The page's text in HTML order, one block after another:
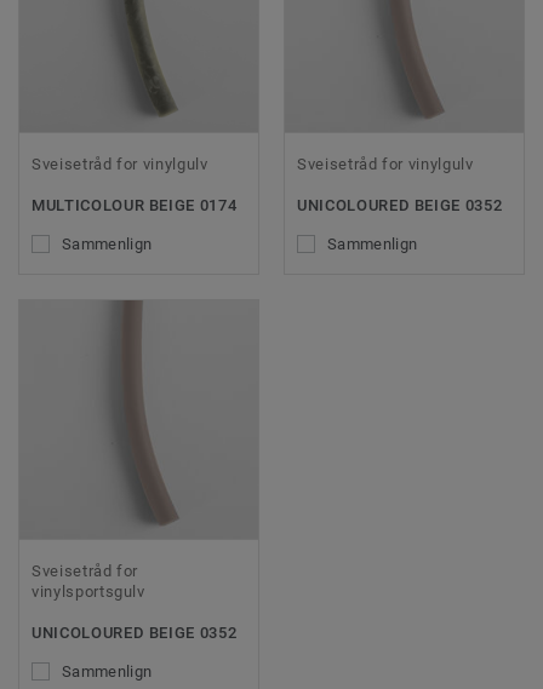
Sveisetråd for vinylgulv
MULTICOLOUR BEIGE 0174
Sammenlign
Sveisetråd for vinylgulv
UNICOLOURED BEIGE 0352
Sammenlign
Sveisetråd for
vinylsportsgulv
UNICOLOURED BEIGE 0352
Sammenlign